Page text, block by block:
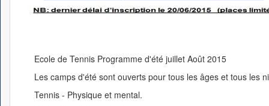
Ecole de Tennis Programme d'été juillet Août 2015
Les camps d'été sont ouverts pour tous les âges et tous les
Tennis - Physique et mental.